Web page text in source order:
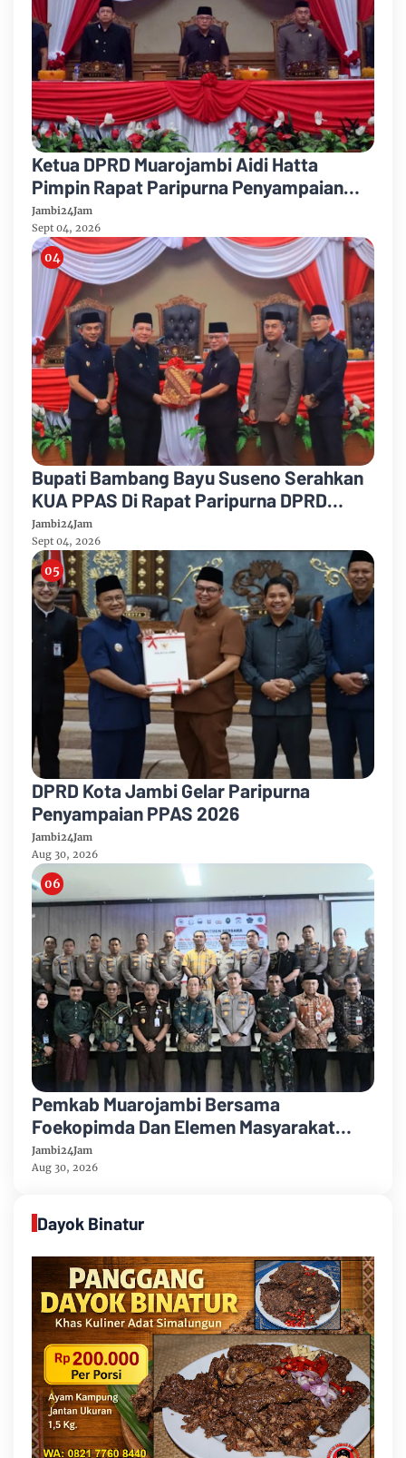
Ketua DPRD Muarojambi Aidi Hatta
Pimpin Rapat Paripurna Penyampaian
Rancangan Perubahan KUA-PPAS Tahun
Anggaran 2026
Jambi24Jam
Sept 04, 2026
Bupati Bambang Bayu Suseno Serahkan
KUA PPAS Di Rapat Paripurna DPRD
Muarojambi
Jambi24Jam
Sept 04, 2026
DPRD Kota Jambi Gelar Paripurna
Penyampaian PPAS 2026
Jambi24Jam
Aug 30, 2026
Pemkab Muarojambi Bersama
Foekopimda Dan Elemen Masyarakat
Menyatakan Sikap Dengan Tegas Tolak
Keberadaan Geng Motor
Jambi24Jam
Aug 30, 2026
Dayok Binatur